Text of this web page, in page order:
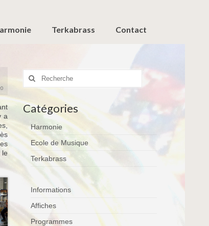
Terkabrass Contact
a
le
Rechercher
Catégories
Harmonie
Ecole de Musique
Terkabrass
Informations
Affiches
Programmes